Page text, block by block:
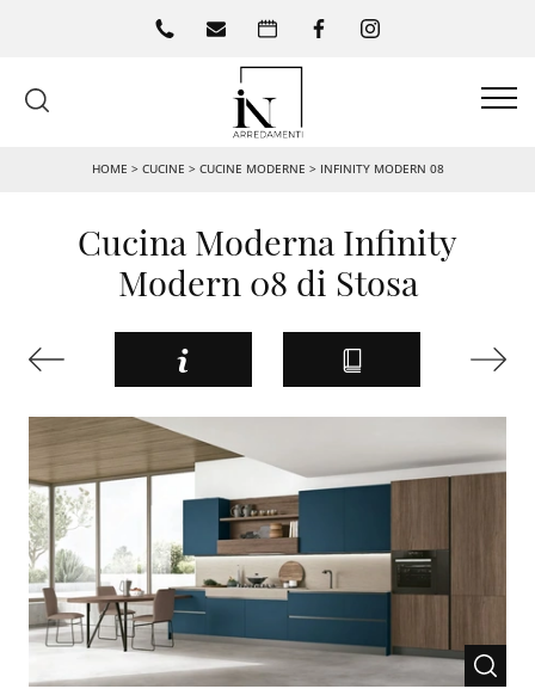
HOME > CUCINE > CUCINE MODERNE > INFINITY MODERN 08
Cucina Moderna Infinity
Modern 08 di Stosa